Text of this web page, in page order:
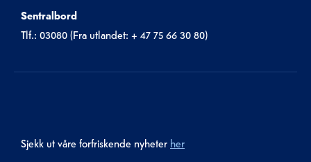
Sentralbord
Tlf.: 03080 (Fra utlandet: + 47 75 66 30 80)
Sjekk ut våre forfriskende nyheter her